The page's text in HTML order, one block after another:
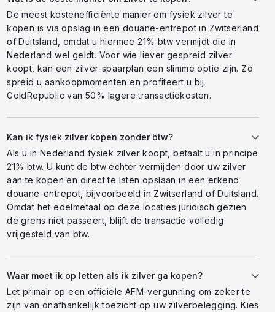
De meest kostenefficiënte manier om fysiek zilver te
kopen is via opslag in een douane-entrepot in Zwitserland
of Duitsland, omdat u hiermee 21% btw vermijdt die in
Nederland wel geldt. Voor wie liever gespreid zilver
koopt, kan een zilver-spaarplan een slimme optie zijn. Zo
spreid u aankoopmomenten en profiteert u bij
GoldRepublic van 50% lagere transactiekosten.
Kan ik fysiek zilver kopen zonder btw?
Als u in Nederland fysiek zilver koopt, betaalt u in principe
21% btw. U kunt de btw echter vermijden door uw zilver
aan te kopen en direct te laten opslaan in een erkend
douane-entrepot, bijvoorbeeld in Zwitserland of Duitsland.
Omdat het edelmetaal op deze locaties juridisch gezien
de grens niet passeert, blijft de transactie volledig
vrijgesteld van btw.
Waar moet ik op letten als ik zilver ga kopen?
Let primair op een officiële AFM-vergunning om zeker te
zijn van onafhankelijk toezicht op uw zilverbelegging. Kies